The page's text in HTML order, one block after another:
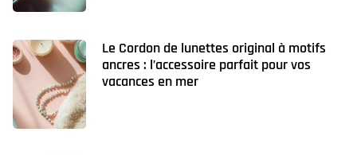
Le Cordon de lunettes original à motifs
ancres : l’accessoire parfait pour vos
vacances en mer